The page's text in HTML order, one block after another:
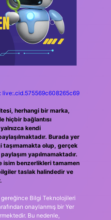
live:.cid.575569c608265c69
herhangi bir marka,
hiçbir bağlantısı
kendi
Burada yer
taşımamakta olup, gerçek
yapılmamaktadır.
isim benzerlikleri tamamen
taslak halindedir ve
gereğince Bilgi Teknolojileri
onaylanmış bir Yer
Bu nedenle,